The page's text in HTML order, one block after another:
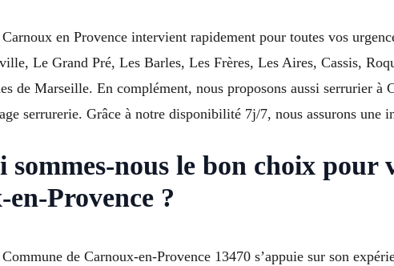
en Provence intervient rapidement pour toutes vos
Le Grand Pré, Les Barles, Les Frères, Les Aires, Cassis,
de Marseille. En complément, nous proposons aussi serrurier à
serrurerie. Grâce à notre disponibilité 7j/7, nous assurons une
sommes-nous le bon choix pour
Provence ?
de Carnoux-en-Provence 13470 s’appuie sur son